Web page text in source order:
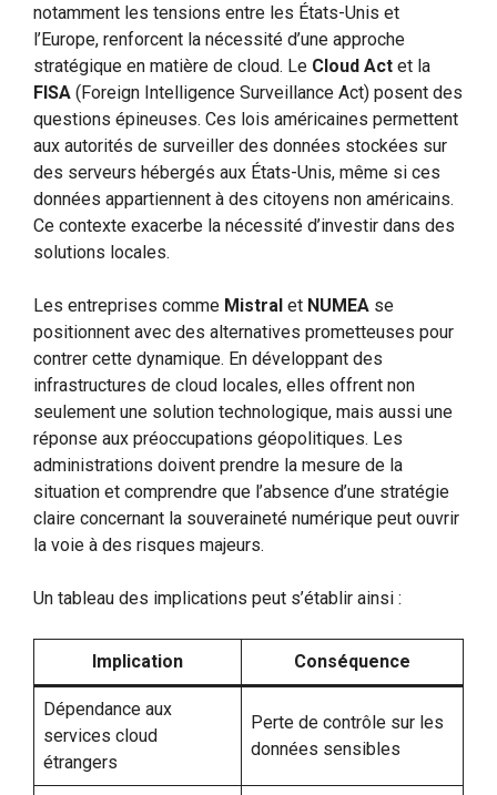
notamment les tensions entre les États-Unis et
l’Europe, renforcent la nécessité d’une approche
stratégique en matière de cloud. Le Cloud Act et la
FISA (Foreign Intelligence Surveillance Act) posent des
questions épineuses. Ces lois américaines permettent
aux autorités de surveiller des données stockées sur
des serveurs hébergés aux États-Unis, même si ces
données appartiennent à des citoyens non américains.
Ce contexte exacerbe la nécessité d’investir dans des
solutions locales.
Les entreprises comme Mistral et NUMEA se
positionnent avec des alternatives prometteuses pour
contrer cette dynamique. En développant des
infrastructures de cloud locales, elles offrent non
seulement une solution technologique, mais aussi une
réponse aux préoccupations géopolitiques. Les
administrations doivent prendre la mesure de la
situation et comprendre que l’absence d’une stratégie
claire concernant la souveraineté numérique peut ouvrir
la voie à des risques majeurs.
Un tableau des implications peut s’établir ainsi :
Implication Conséquence
Dépendance aux
services cloud
étrangers
Perte de contrôle sur les
données sensibles